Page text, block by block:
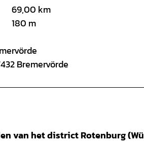
69,00 km
180 m
Bremervörde
van het district Rotenburg